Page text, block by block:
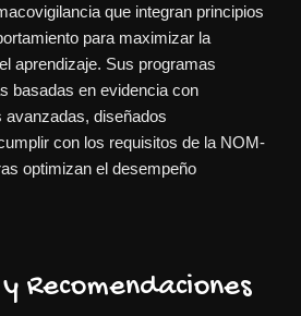
que integran principios
para maximizar la
aprendizaje. Sus programas
basadas en evidencia con
diseñados
con los requisitos de la NOM-
optimizan el desempeño
Recomendaciones